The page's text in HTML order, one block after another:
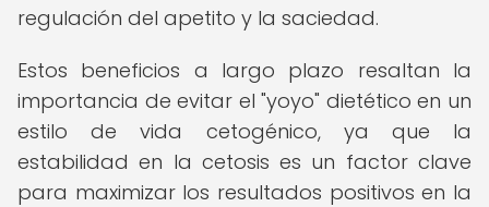
regulación del apetito y la saciedad.
Estos beneficios a largo plazo resaltan la
importancia de evitar el "yoyo" dietético en un
estilo de vida cetogénico, ya que la
estabilidad en la cetosis es un factor clave
para maximizar los resultados positivos en la